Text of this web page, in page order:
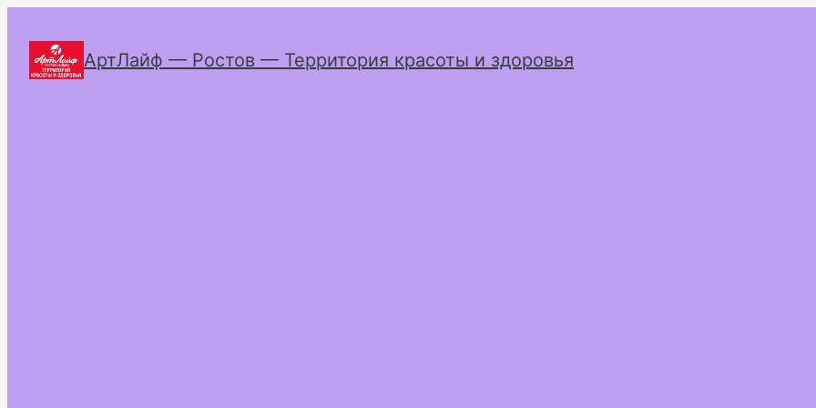
АртЛайф — Ростов — Территория красоты и здоровья